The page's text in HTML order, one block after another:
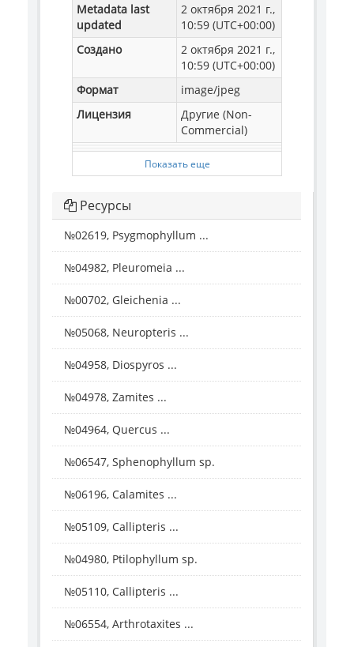
Metadata last
updated
2 октября 2021 г.,
10:59 (UTC+00:00)
Создано
2 октября 2021 г.,
10:59 (UTC+00:00)
Формат
image/jpeg
Лицензия
Другие (Non-
Commercial)
Показать еще
Ресурсы
№02619, Psygmophyllum ...
№04982, Pleuromeia ...
№00702, Gleichenia ...
№05068, Neuropteris ...
№04958, Diospyros ...
№04978, Zamites ...
№04964, Quercus ...
№06547, Sphenophyllum sp.
№06196, Calamites ...
№05109, Callipteris ...
№04980, Ptilophyllum sp.
№05110, Callipteris ...
№06554, Arthrotaxites ...